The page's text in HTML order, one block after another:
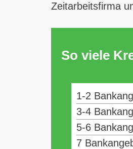
Zeitarbeitsfirma
So viele
1-2
3-4
5-6
7